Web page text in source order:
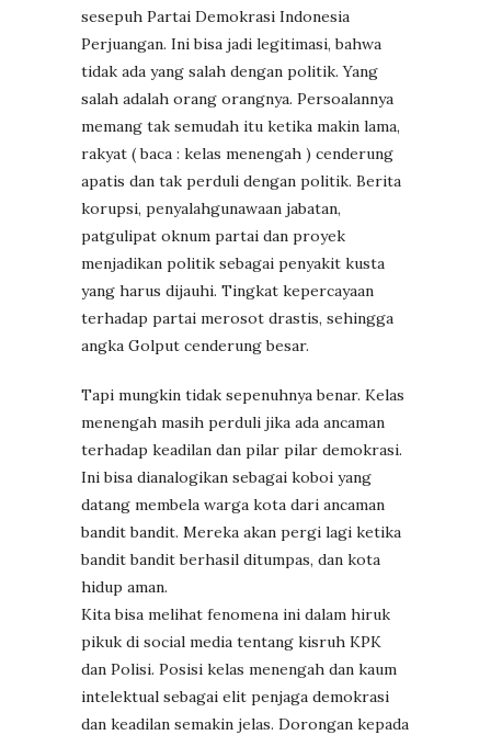
sesepuh Partai Demokrasi Indonesia
Perjuangan. Ini bisa jadi legitimasi, bahwa
tidak ada yang salah dengan politik. Yang
salah adalah orang orangnya. Persoalannya
memang tak semudah itu ketika makin lama,
rakyat ( baca : kelas menengah ) cenderung
apatis dan tak perduli dengan politik. Berita
korupsi, penyalahgunawaan jabatan,
patgulipat oknum partai dan proyek
menjadikan politik sebagai penyakit kusta
yang harus dijauhi. Tingkat kepercayaan
terhadap partai merosot drastis, sehingga
angka Golput cenderung besar.
Tapi mungkin tidak sepenuhnya benar. Kelas
menengah masih perduli jika ada ancaman
terhadap keadilan dan pilar pilar demokrasi.
Ini bisa dianalogikan sebagai koboi yang
datang membela warga kota dari ancaman
bandit bandit. Mereka akan pergi lagi ketika
bandit bandit berhasil ditumpas, dan kota
hidup aman.
Kita bisa melihat fenomena ini dalam hiruk
pikuk di social media tentang kisruh KPK
dan Polisi. Posisi kelas menengah dan kaum
intelektual sebagai elit penjaga demokrasi
dan keadilan semakin jelas. Dorongan kepada